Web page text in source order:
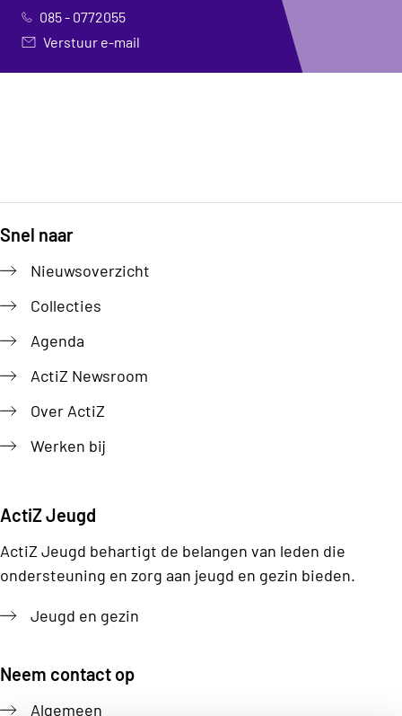
085 - 0772055
Verstuur e-mail
Snel naar
Nieuwsoverzicht
Collecties
Agenda
ActiZ Newsroom
Over ActiZ
Werken bij
ActiZ Jeugd
ActiZ Jeugd behartigt de belangen van leden die
ondersteuning en zorg aan jeugd en gezin bieden.
Jeugd en gezin
Neem contact op
Algemeen